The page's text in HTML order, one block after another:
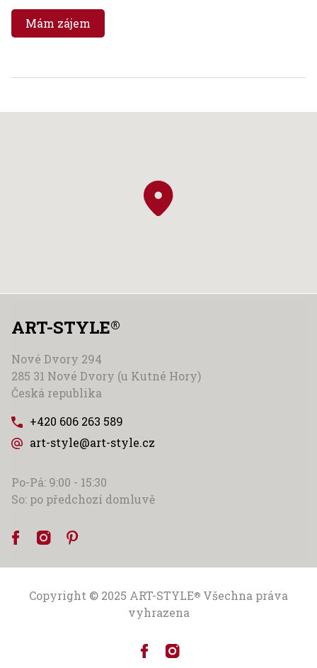
Mám zájem
ART-STYLE®
Nové Dvory 294
285 31 Nové Dvory (u Kutné Hory)
Česká republika
+420 606 263 589
art-style@art-style.cz
Po-Pá: 9:00 - 15:30
So: po předchozí domluvě
Copyright © 2025 ART-STYLE® Všechna práva
vyhrazena